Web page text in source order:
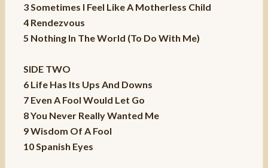
3 Sometimes I Feel Like A Motherless Child
4 Rendezvous
5 Nothing In The World (To Do With Me)
SIDE TWO
6 Life Has Its Ups And Downs
7 Even A Fool Would Let Go
8 You Never Really Wanted Me
9 Wisdom Of A Fool
10 Spanish Eyes